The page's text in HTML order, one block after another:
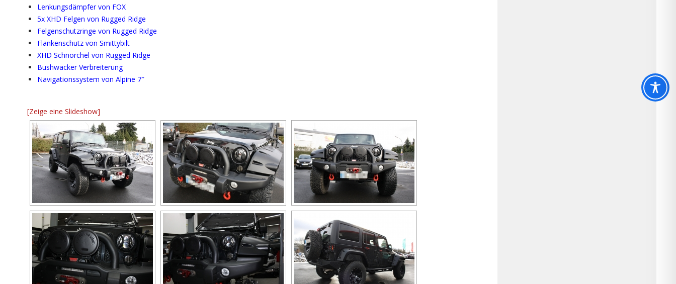
Lenkungsdämpfer von FOX
5x XHD Felgen von Rugged Ridge
Felgenschutzringe von Rugged Ridge
Flankenschutz von Smittybilt
XHD Schnorchel von Rugged Ridge
Bushwacker Verbreiterung
Navigationssystem von Alpine 7″
[Zeige eine Slideshow]